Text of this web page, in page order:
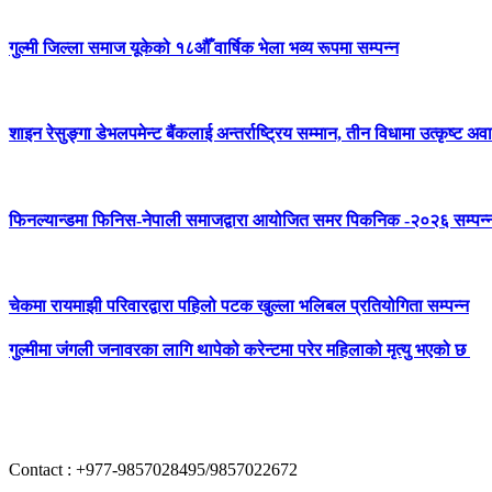
गुल्मी जिल्ला समाज यूकेको १८औँ वार्षिक भेला भव्य रूपमा सम्पन्न
शाइन रेसुङ्गा डेभलपमेन्ट बैंकलाई अन्तर्राष्ट्रिय सम्मान, तीन विधामा उत्कृष्ट
फिनल्यान्डमा फिनिस-नेपाली समाजद्वारा आयोजित समर पिकनिक -२०२६
चेकमा रायमाझी परिवारद्वारा पहिलो पटक खुल्ला भलिबल प्रतियोगिता सम्पन्न
गुल्मीमा जंगली जनावरका लागि थापेको करेन्टमा परेर महिलाको मृत्यु भएको छ
Contact : +977-9857028495/9857022672